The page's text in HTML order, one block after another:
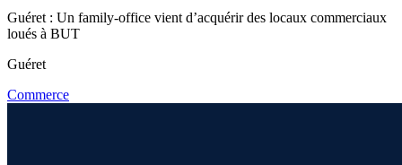
Guéret : Un family-office vient d’acquérir des locaux commerciaux
loués à BUT
Guéret
Commerce